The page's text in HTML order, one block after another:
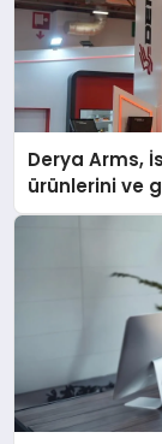
Derya Arms,
ürünlerini ve